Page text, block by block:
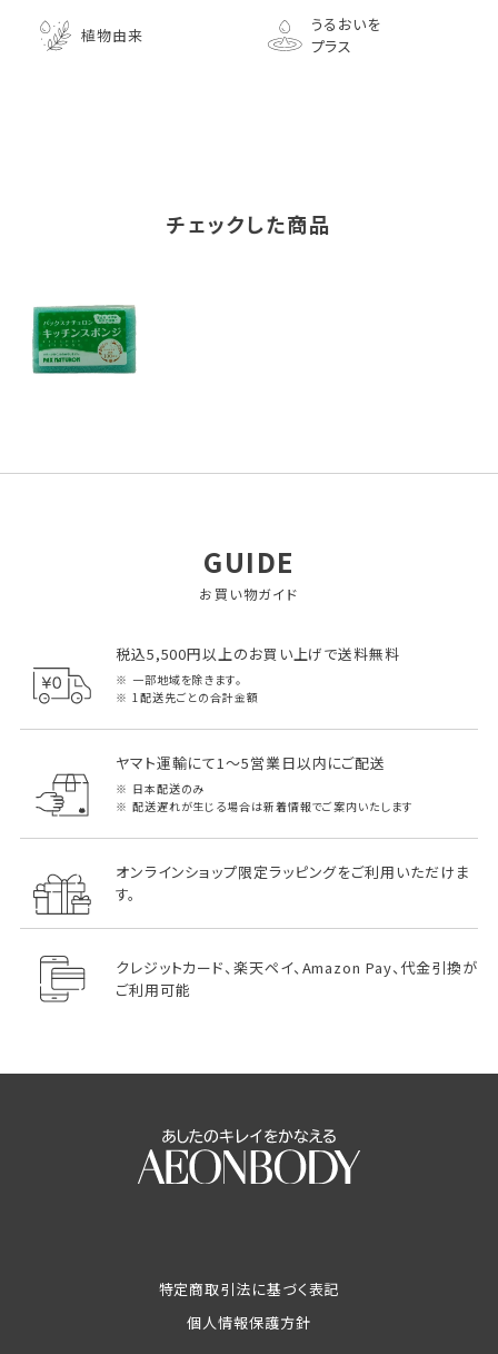
植物由来
うるおいを
プラス
チェックした商品
GUIDE
お買い物ガイド
税込5,500円以上のお買い上げで送料無料
一部地域を除きます。
1配送先ごとの合計金額
ヤマト運輸にて1～5営業日以内にご配送
日本配送のみ
配送遅れが生じる場合は新着情報でご案内いたします
オンラインショップ限定ラッピングをご利用いただけま
す。
クレジットカード、楽天ペイ、Amazon Pay、代金引換が
ご利用可能
特定商取引法に基づく表記
個人情報保護方針